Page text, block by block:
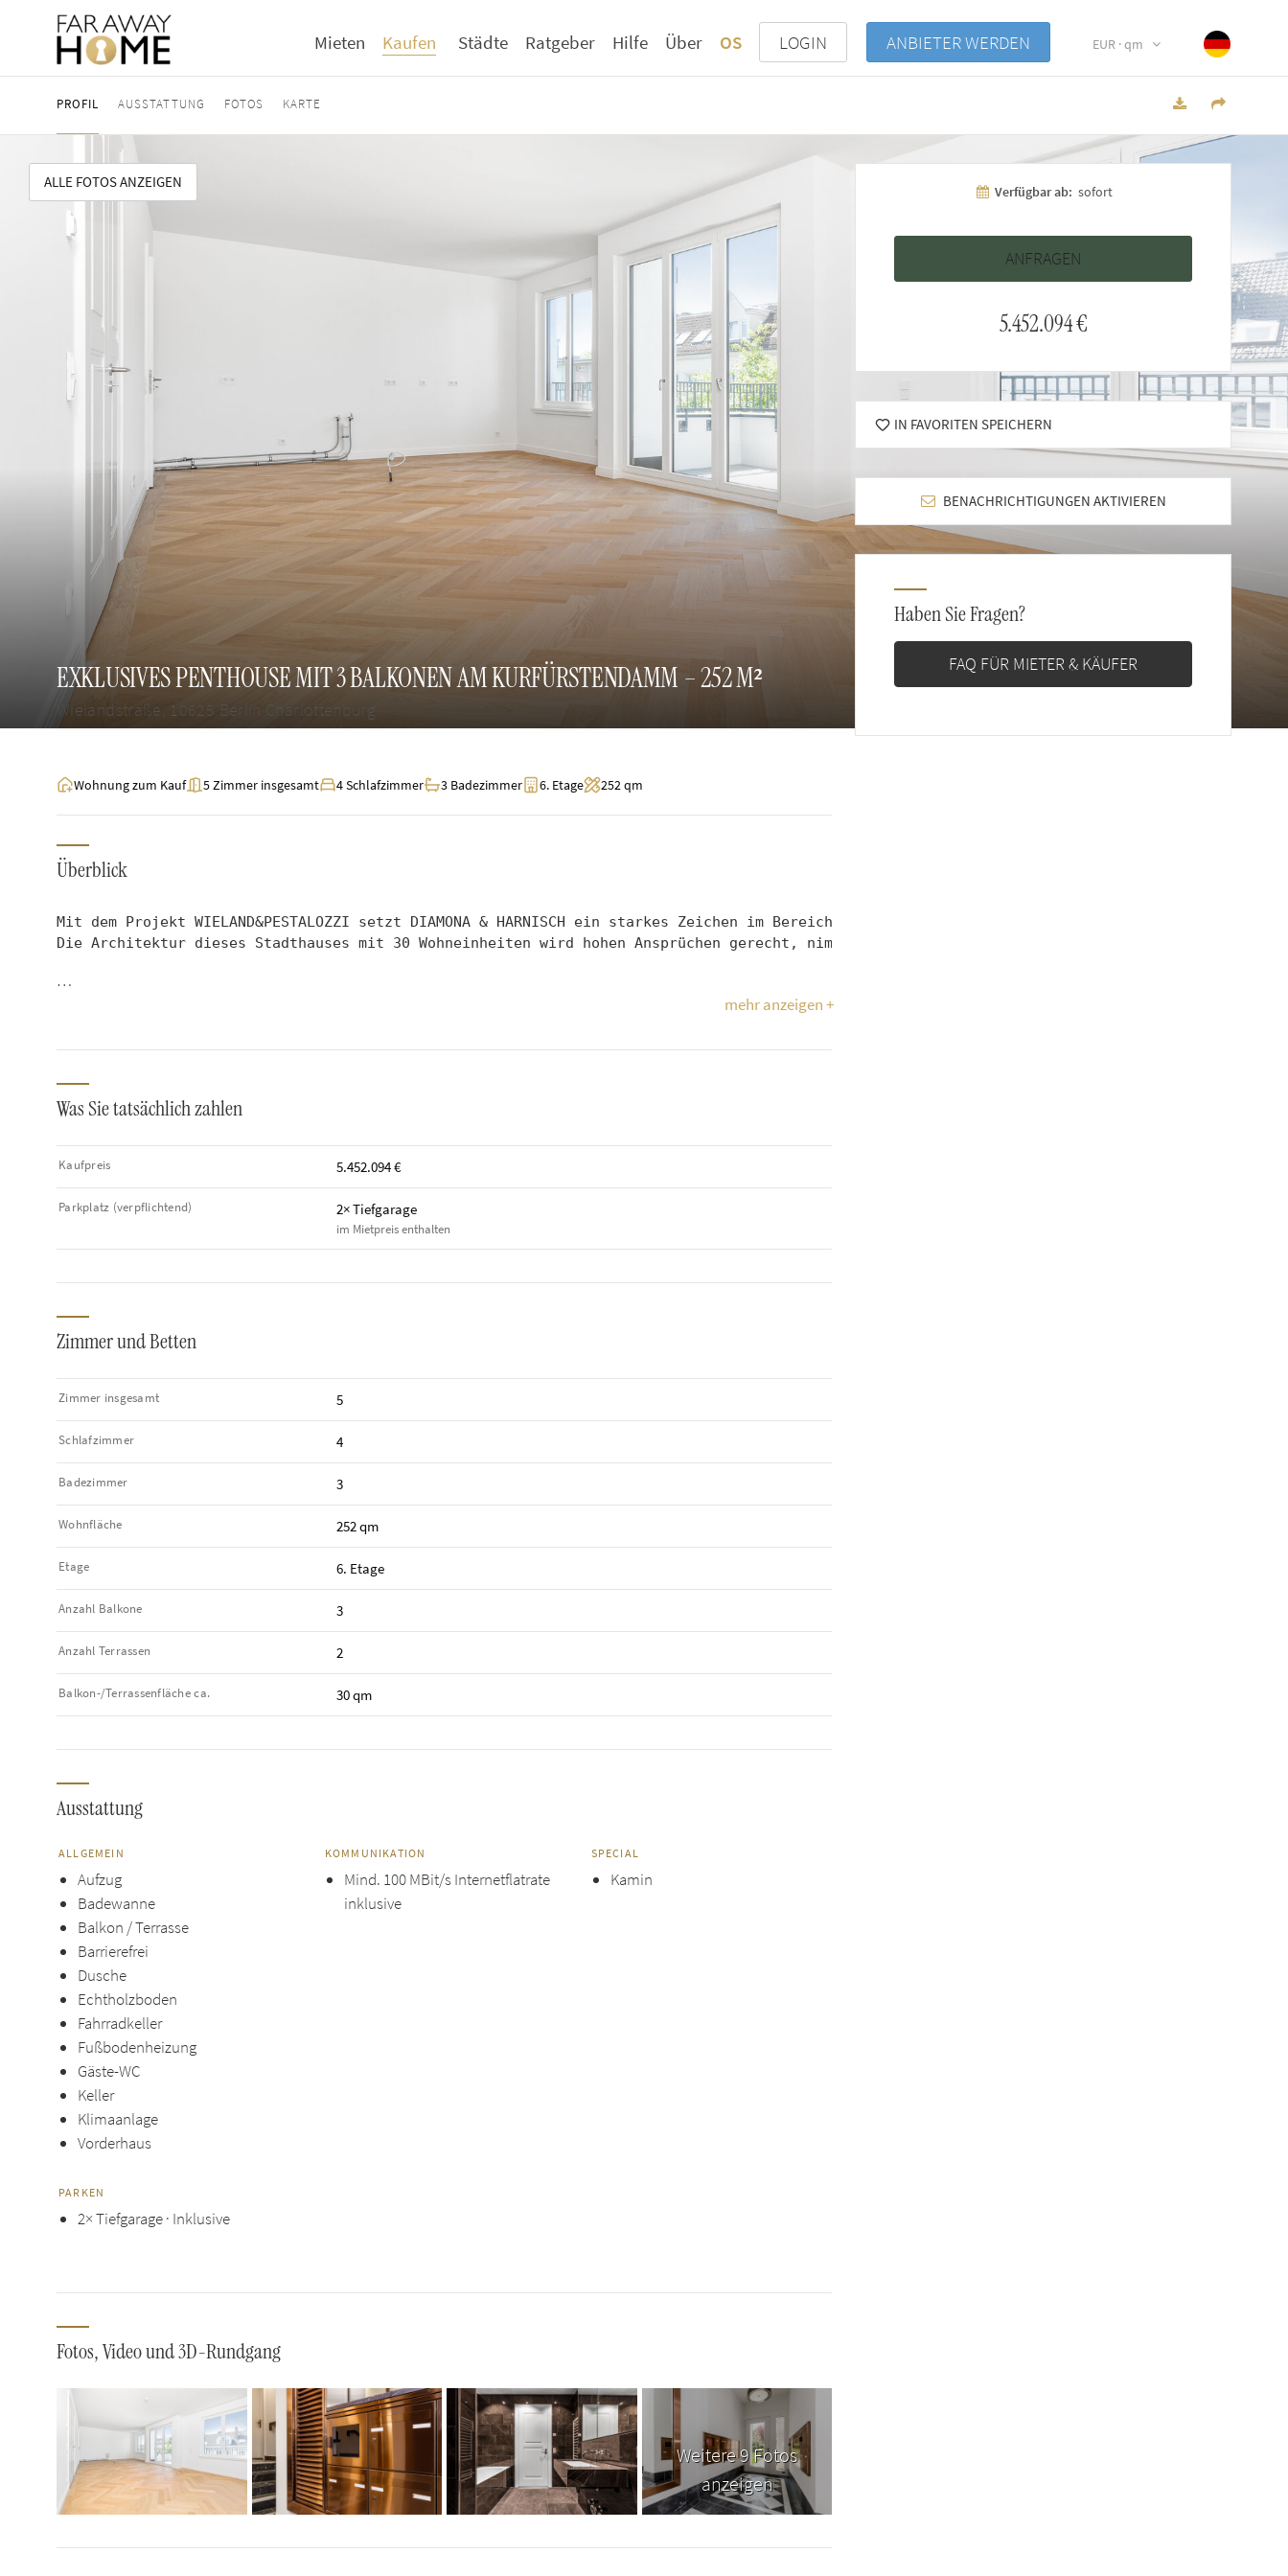
Mieten Kaufen Städte Ratgeber Hilfe Über OS LOGIN ANBIETER WERDEN EUR · qm
PROFIL AUSSTATTUNG FOTOS KARTE
ALLE FOTOS ANZEIGEN
EXKLUSIVES PENTHOUSE MIT 3 BALKONEN AM KURFÜRSTENDAMM – 252 M²
Wielandstraße, 10625 Berlin Charlottenburg
Wohnung zum Kauf 5 Zimmer insgesamt 4 Schlafzimmer 3 Badezimmer 6. Etage 252 qm
Überblick
Mit dem Projekt WIELAND&PESTALOZZI setzt DIAMONA & HARNISCH ein starkes Zeichen im Bereich „Nobles Wohnen“. Der Entwurf von Brenner
Die Architektur dieses Stadthauses mit 30 Wohneinheiten wird hohen Ansprüchen gerecht, nimmt sich zugleich aber auch bewusst zurück.
…
mehr anzeigen +
Was Sie tatsächlich zahlen
Kaufpreis 5.452.094 €
Parkplatz (verpflichtend) 2× Tiefgarage
im Mietpreis enthalten
Zimmer und Betten
Zimmer insgesamt 5
Schlafzimmer 4
Badezimmer 3
Wohnfläche 252 qm
Etage 6. Etage
Anzahl Balkone 3
Anzahl Terrassen 2
Balkon-/Terrassen­fläche ca. 30 qm
Ausstattung
ALLGEMEIN
Aufzug
Badewanne
Balkon / Terrasse
Barrierefrei
Dusche
Echtholzboden
Fahrradkeller
Fußbodenheizung
Gäste-WC
Keller
Klimaanlage
Vorderhaus
KOMMUNIKATION
Mind. 100 MBit/s Internetflatrate
inklusive
SPECIAL
Kamin
PARKEN
2× Tiefgarage · Inklusive
Fotos, Video und 3D-Rundgang
Weitere 9 Fotos
anzeigen
Verfügbar ab: sofort
5.452.094 €
IN FAVORITEN SPEICHERN
BENACHRICHTIGUNGEN AKTIVIEREN
Haben Sie Fragen?
FAQ FÜR MIETER & KÄUFER